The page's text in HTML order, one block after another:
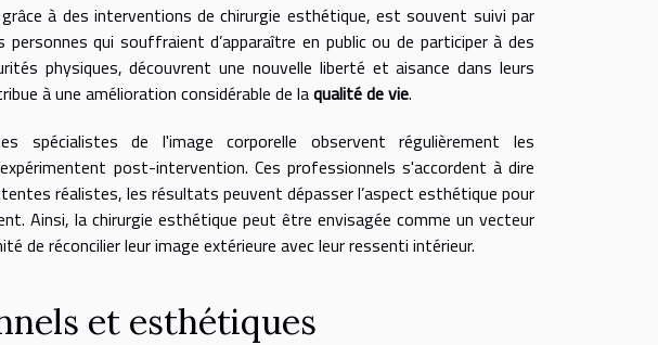
à des interventions de chirurgie esthétique, est souvent suivi par
personnes qui souffraient d’apparaître en public ou de participer à des
physiques, découvrent une nouvelle liberté et aisance dans leurs
à une amélioration considérable de laqualité de vie.
spécialistes de l'image corporelle observent régulièrement les
post-intervention. Ces professionnels s'accordent à dire
réalistes, les résultats peuvent dépasser l’aspect esthétique pour
Ainsi, la chirurgie esthétique peut être envisagée comme un vecteur
de réconcilier leur image extérieure avec leur ressenti intérieur.
et esthétiques